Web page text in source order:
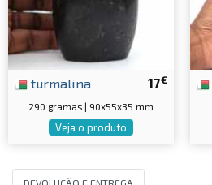
17€
turmalina
290 gramas | 90x55x35 mm
Veja o produto
DEVOLUÇÃO E ENTREGA